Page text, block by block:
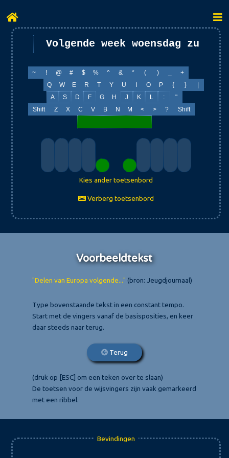
~ ! @ # $ % ^ & * ( )
+
Q
W E R T Y U O P { }
A
S D F G H J K L :
"
Shift
Z X C V B N M < > ? Shift
Kies ander toetsenbord
Verberg toetsenbord
Voorbeeldtekst
"Delen van Europa volgende..." (bron: Jeugdjournaal)
Type bovenstaande tekst in een constant tempo.
Start met de vingers vanaf de basisposities, en keer
daar steeds naar terug.
Terug
(druk op [ESC] om een teken over te slaan)
De toetsen voor de wijsvingers zijn vaak gemarkeerd
met een ribbel.
Bevindingen